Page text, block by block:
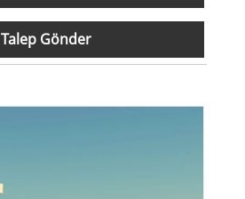
Talep Gönder